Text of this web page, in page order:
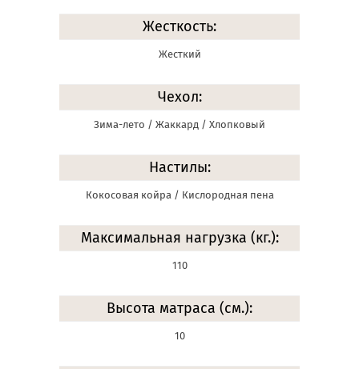
Жесткость:
Жесткий
Чехол:
Зима-лето / Жаккард / Хлопковый
Настилы:
Кокосовая койра / Кислородная пена
Максимальная нагрузка (кг.):
110
Высота матраса (см.):
10